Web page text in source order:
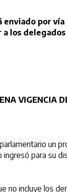
por
los
VIGENCIA
un
para su
no incluye los